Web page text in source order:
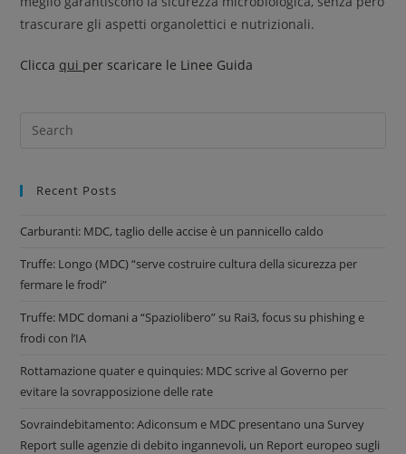
trascurare gli aspetti organolettici e nutrizionali.
Clicca qui per scaricare le Linee Guida
Recent Posts
Carburanti: MDC, taglio delle accise è un pannicello caldo
Truffe: Longo (MDC) “serve costruire cultura della sicurezza per
fermare le frodi”
Truffe: MDC domani a “Spaziolibero” su Rai3, focus su phishing e
frodi con l’IA
Rottamazione quater e quinquies: MDC scrive al Governo per
evitare la sovrapposizione delle rate
Sovraindebitamento: Adiconsum e MDC presentano una Survey
Report sulle agenzie di debito ingannevoli, un Report europeo sugli